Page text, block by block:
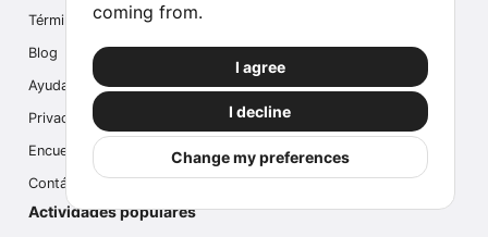
coming from.
I agree
I decline
Change my preferences
Términos
Blog
Ayuda
Privacidad
Encuesta
Contáctanos
Actividades populares